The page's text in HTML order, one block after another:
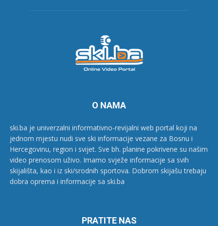
O NAMA
ski.ba je univerzalni informativno-revijalni web portal koji na
jednom mjestu nudi sve ski informacije vezane za Bosnu i
Hercegovinu, region i svijet. Sve bh. planine pokrivene su našim
video prenosom uživo. Imamo svježe informacije sa svih
skijališta, kao i iz ski/srodnih sportova. Dobrom skijašu trebaju
dobra oprema i informacije sa ski.ba
PRATITE NAS